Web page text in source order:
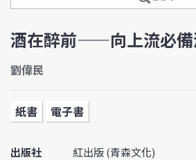
酒在醉前——向上流必備
劉偉民
紙書 電子書
出版社
紅出版 (青森文化)